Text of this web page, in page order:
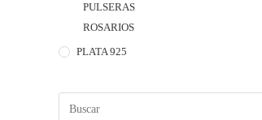
PULSERAS
ROSARIOS
PLATA 925